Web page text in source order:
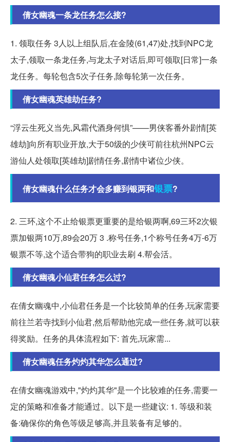
倩女幽魂一条龙任务怎么接?
1. 领取任务 3人以上组队后,在金陵(61,47)处,找到NPC龙
太子,领取一条龙任务,与龙太子对话后,即可领取[日常]一条
龙任务。每轮包含5次子任务,除每轮第一次任务。
倩女幽魂英雄劫任务?
“浮云生死义当先,风霜代酒身何惧”——男侠客番外剧情[英
雄劫]向所有职业开放,大于50级的少侠可前往杭州NPC云
游仙人处领取[英雄劫]剧情任务,剧情中诸位少侠。
倩女幽魂什么任务才会多赚到银两和银票?
2. 三环,这个不止给银票更重要的是给银两啊,69三环2次银
票加银两10万,89会20万 3 .称号任务,1个称号任务4万-6万
银票不等,这个适合带狗的职业去刷 4.帮会活。
倩女幽魂小仙君任务怎么过?
在倩女幽魂中,小仙君任务是一个比较简单的任务,玩家需要
前往兰若寺找到小仙君,然后帮助他完成一些任务,就可以获
得奖励。任务的具体流程如下: 首先,玩家需...
倩女幽魂任务灼灼其华怎么通过?
在倩女幽魂游戏中,"灼灼其华"是一个比较难的任务,需要一
定的策略和准备才能通过。以下是一些建议: 1. 等级和装
备:确保你的角色等级足够高,并且装备有足够的。